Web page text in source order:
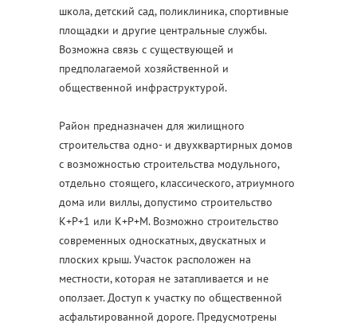
школа, детский сад, поликлиника, спортивные
площадки и другие центральные службы.
Возможна связь с существующей и
предполагаемой хозяйственной и
общественной инфраструктурой.
Район предназначен для жилищного
строительства одно- и двухквартирных домов
с возможностью строительства модульного,
отдельно стоящего, классического, атриумного
дома или виллы, допустимо строительство
K+P+1 или K+P+M. Возможно строительство
современных односкатных, двускатных и
плоских крыш. Участок расположен на
местности, которая не затапливается и не
оползает. Доступ к участку по общественной
асфальтированной дороге. Предусмотрены